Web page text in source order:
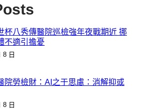
杯八秀傳醫院巡檢強年夜戰期近 挪
不適引擔憂
8 日
院勞檢財：AI之于思慮：消解抑或
8 日